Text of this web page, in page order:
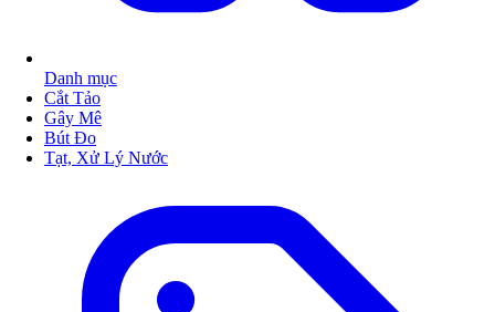
Danh mục
Cắt Tảo
Gây Mê
Bút Đo
Tạt, Xử Lý Nước